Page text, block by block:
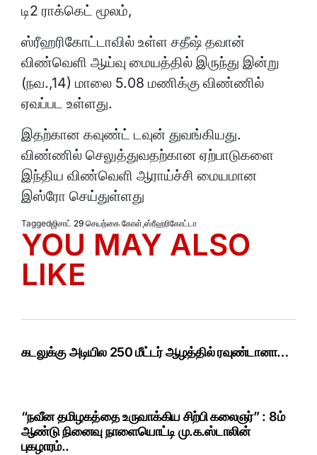
டி2 ராக்கெட் மூலம்,
ஸ்ரீஹரிகோட்டாவில் உள்ள சதீஷ் தவான்
விண்வெளி ஆய்வு மையத்தில் இருந்து இன்று
(நவ.,14) மாலை 5.08 மணிக்கு விண்ணில்
ஏவப்பட உள்ளது.
இதற்கான கவுண்ட் டவுன் துவங்கியது.
விண்ணில் செலுத்துவதற்கான ஏற்பாடுகளை
இந்திய விண்வெளி ஆராய்ச்சி மையமான
இஸ்ரோ செய்துள்ளது
Taggedஜிசாட் 29 செயற்கை கோள்,ஸ்ரீஹரிகோட்டா
YOU MAY ALSO
LIKE
கடலுக்கு அடியில 250 மீட்டர் ஆழத்தில் ரவுண்டானா…
“நவீன தமிழகத்தை உருவாக்கிய சிற்பி கலைஞர்” : 8ம்
ஆண்டு நினைவு நாளையொட்டி மு.க.ஸ்டாலின்
புகழாரம்..